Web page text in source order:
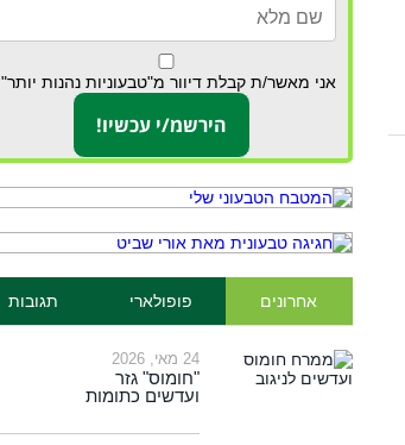
אני מאשר/ת קבלת דיוור מ"טבעוניות נהנות יותר"
אחרונים פופולארי תגובות
24 מאי, 2026
"חומוס" גזר
ועדשים כתומות